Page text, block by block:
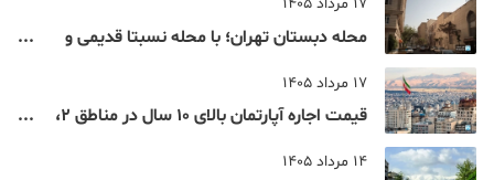
17 مرداد 1405
محله دبستان تهران؛ با محله نسبتا قدیمی و
17 مرداد 1405
قیمت اجاره آپارتمان بالای 10 سال در مناطق 2،
14 مرداد 1405